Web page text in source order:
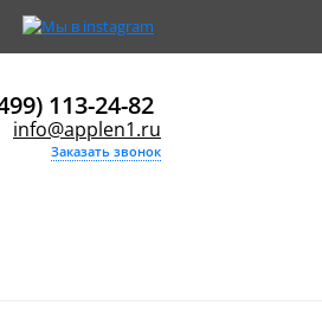
113-24-82
info@applen1.ru
Заказать звонок